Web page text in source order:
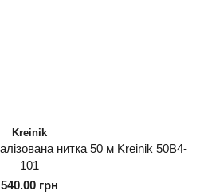
Kreinik
нитка 50 м Kreinik 50B4-
101
540.00 грн